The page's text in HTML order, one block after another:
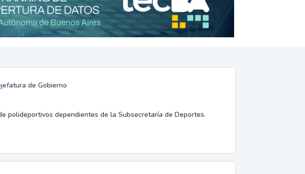
de Gobierno
polideportivos dependientes de la Subsecretaría de Deportes.